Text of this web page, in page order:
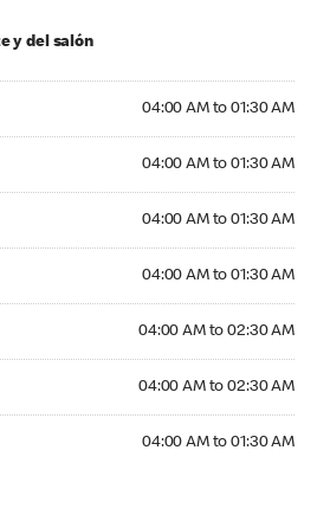
y del salón
04:00 AM to 01:30 AM
04:00 AM to 01:30 AM
04:00 AM to 01:30 AM
04:00 AM to 01:30 AM
04:00 AM to 02:30 AM
04:00 AM to 02:30 AM
04:00 AM to 01:30 AM